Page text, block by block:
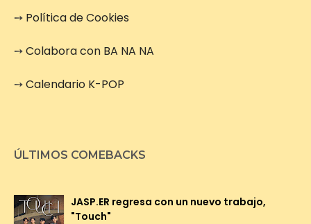
➙ Política de Cookies
➙Colabora con BA NA NA
➙Calendario K-POP
ÚLTIMOS COMEBACKS
JASP.ER regresa con un nuevo trabajo,
"Touch"